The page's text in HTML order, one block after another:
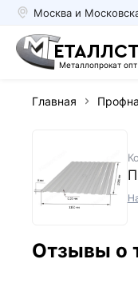
Москва и
Металлопрокат
Главная
Отзывы о